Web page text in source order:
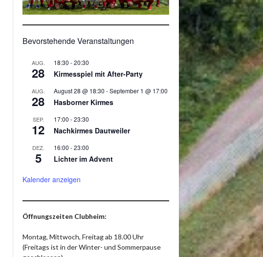
Bevorstehende Veranstaltungen
AUG.
28
18:30 -20:30
Kirmesspiel mit After-Party
AUG.
28
August 28 @ 18:30 -September 1 @ 17:00
Hasborner Kirmes
SEP.
12
17:00 -23:30
Nachkirmes Dautweiler
DEZ.
5
16:00 -23:00
Lichter im Advent
Kalender anzeigen
Öffnungszeiten Clubheim:
Montag, Mittwoch, Freitag ab 18.00 Uhr
(Freitags ist in der Winter- und Sommerpause